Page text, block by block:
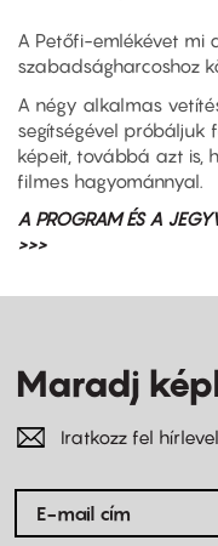
A Petőfi-emlékévet mi
szabadságharcoshoz
A négy alkalmas
segítségével
képeit, továbbá azt is,
filmes hagyománnyal.
A PROGRAM ÉS A
>>>
Maradj
Iratkozz fel